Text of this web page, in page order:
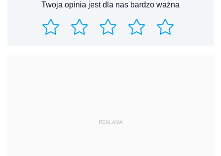
Twoja opinia jest dla nas bardzo ważna
REKLAMA